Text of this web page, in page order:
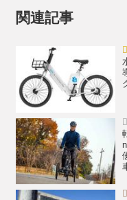
関連記事